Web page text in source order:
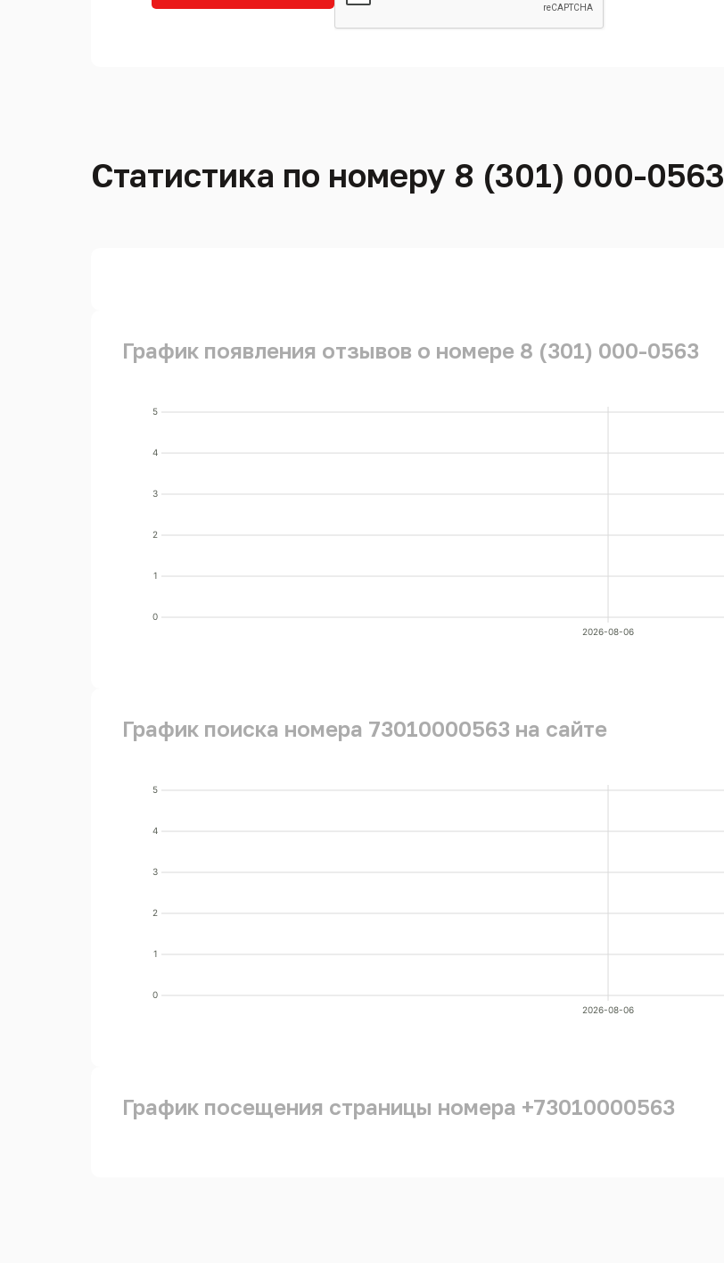
Статистика по номеру 8 (301) 000-0563
График появления отзывов о номере 8 (301) 000-0563
0
1
2
3
4
5
2026-08-06
График поиска номера 73010000563 на сайте
0
1
2
3
4
5
2026-08-06
График посещения страницы номера +73010000563